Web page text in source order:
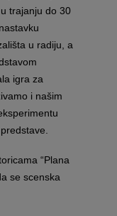
trajanju do 30
u radiju, a
igra za
i našim
“Plana
se scenska